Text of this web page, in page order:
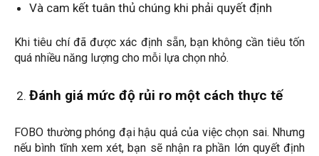
Và cam kết tuân thủ chúng khi phải quyết định
Khi tiêu chí đã được xác định sẵn, bạn không cần tiêu tốn
quá nhiều năng lượng cho mỗi lựa chọn nhỏ.
Đánh giá mức độ rủi ro một cách thực tế
FOBO thường phóng đại hậu quả của việc chọn sai. Nhưng
nếu bình tĩnh xem xét, bạn sẽ nhận ra phần lớn quyết định